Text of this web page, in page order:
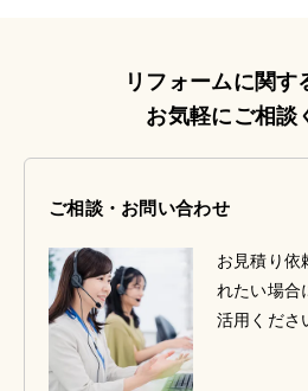
リフォームに関す
お気軽にご相談
ご相談・お問い合わせ
お見積り依
れたい場合
活用くださ